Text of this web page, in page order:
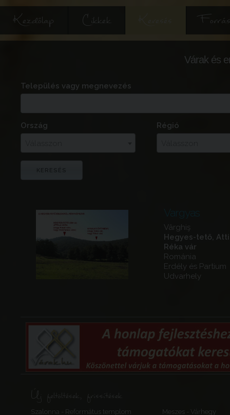
Kezdőlap Cikkek
Várak és
Település vagy megnevezés
Ország
Régió
Vargyas
Vârghiş
Hegyes-tető,
Réka vár
Románia
Erdély és Partium
Udvarhely
Új feltöltések, frissítések
Szalonna - Református templom
Meszes - Várhegy